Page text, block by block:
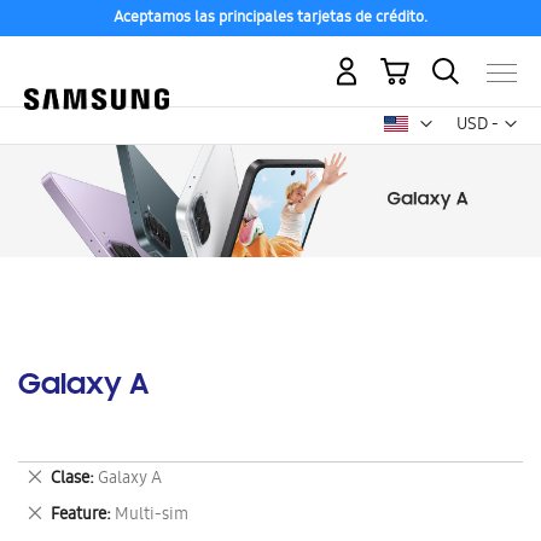
Aceptamos las principales tarjetas de crédito.
USD -
dólar
Mi carrito
Galaxy A
Clase Galaxy A
Eliminar
este
artículo
Feature Multi-sim
Eliminar